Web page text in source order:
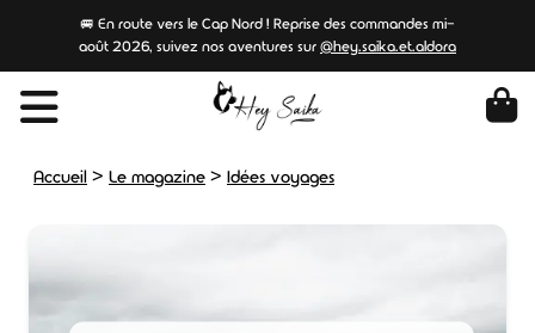
🚐 En route vers le Cap Nord ! Reprise des commandes mi-
août 2026, suivez nos aventures sur @hey.saika.et.aldora
Accueil > Le magazine > Idées voyages